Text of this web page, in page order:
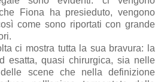
Fiona ha presieduto, vengono
come sono riportati con grande
ci mostra tutta la sua bravura: la
esatta, quasi chirurgica, sia nelle
scene che nella definizione